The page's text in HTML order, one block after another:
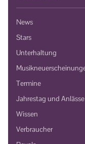
News
Stars
Unterhaltung
Termine
Jahrestag und Anlässe
Wissen
Verbraucher